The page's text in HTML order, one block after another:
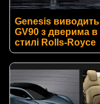
Genesis виводить
GV90 з дверима в
стилі Rolls-Royce